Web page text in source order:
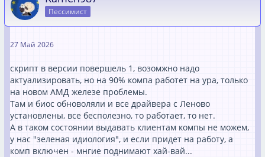
Пессимист
27 Май 2026
скрипт в версии повершель 1, возомжно надо
актуализировать, но на 90% компа работет на ура, только
на новом АМД железе проблемы.
Там и биос обноволяли и все драйвера с Леново
установлены, все бесполезно, то работает, то нет.
А в таком состоянии выдавать клиентам компы не можем,
у нас "зеленая идиология", и если придет на работу, а
комп включен - мнгие поднимают хай-вай...